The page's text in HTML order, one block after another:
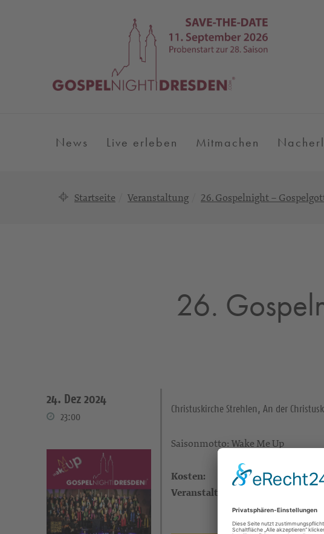
News Live erleben Mitmachen
Startseite Veranstaltung 26. Gospelnight –
26.
24. Dez 2024
23:00
Christuskirche Strehlen, An der
Saisonmotto: Wake Me Up
Kosten:
Veranstalter: